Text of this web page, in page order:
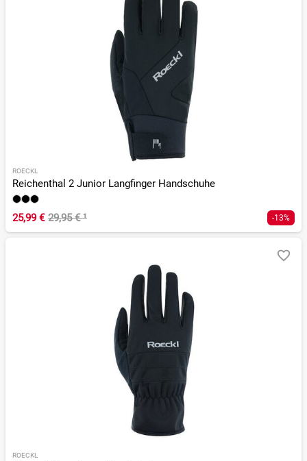
ROECKL
Reichenthal 2 Junior Langfinger Handschuhe
25,99 € 29,95 €¹ -13%
ROECKL